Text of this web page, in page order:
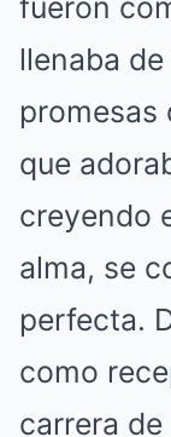
fueron
llenaba
promesas
que
creyendo
alma, se
perfecta.
como
carrera